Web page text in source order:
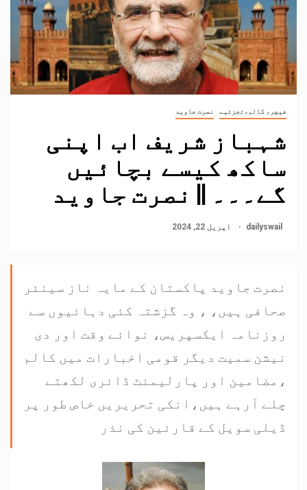
فیچر، کالم،تجزئیے نصرت جاوید
شہباز شریف اب اپنی
ساکھ کیسے بچائیں
گے۔۔۔ || نصرت جاوید
dailyswail اپریل 22, 2024
نصرت جاوید پاکستان کے مایہ ناز سینئر
صحافی ہیں، ، وہ گزشتہ کئی دہائیوں سے
روزنامہ ایکسپریس، نوائے وقت اور دی
نیشن سمیت دیگر قومی اخبارات میں کالم
،مضامین اور پارلیمنٹ ڈائری لکھتے
چلے آرہے ہیں،انکی تحریریں خاص طور پر
ڈیلی سویل کے قارئین کی نذر